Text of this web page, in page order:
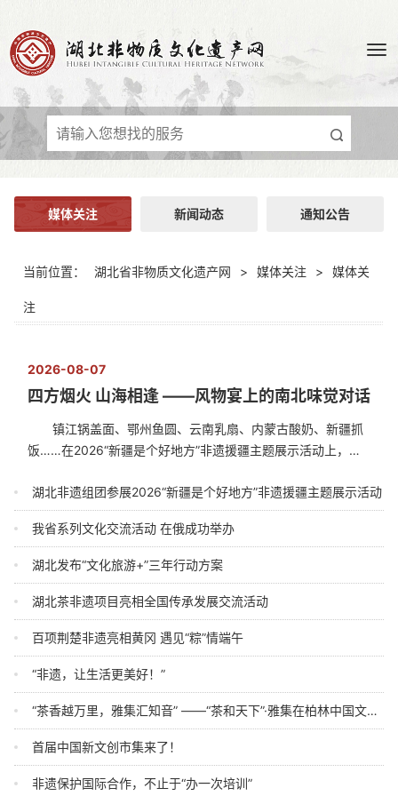
媒体关注 新闻动态 通知公告
当前位置： 湖北省非物质文化遗产网 > 媒体关注 > 媒体关
注
2026-08-07
四方烟火 山海相逢 ——风物宴上的南北味觉对话
镇江锅盖面、鄂州鱼圆、云南乳扇、内蒙古酸奶、新疆抓
饭……在2026“新疆是个好地方”非遗援疆主题展示活动上，来
湖北非遗组团参展2026“新疆是个好地方”非遗援疆主题展示活动
我省系列文化交流活动 在俄成功举办
湖北发布“文化旅游+”三年行动方案
湖北茶非遗项目亮相全国传承发展交流活动
百项荆楚非遗亮相黄冈 遇见“粽”情端午
“非遗，让生活更美好！”
“茶香越万里，雅集汇知音” ——“茶和天下”·雅集在柏林中国文化中心成功举办
首届中国新文创市集来了！
非遗保护国际合作，不止于“办一次培训”